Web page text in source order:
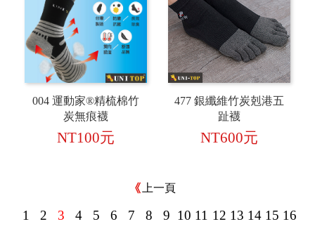
004 運動家®精梳棉竹
炭無痕襪
NT100元
477 銀纖維竹炭剋港五
趾襪
NT600元
上一頁
1 2 3 4 5 6 7 8 9 10 11 12 13 14 15 16